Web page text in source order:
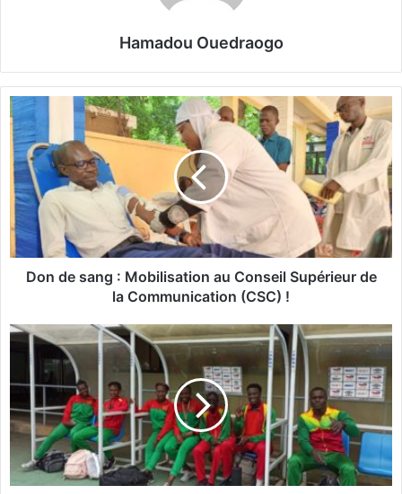
Hamadou Ouedraogo
D
o
n
d
e
s
n
g
o
l
i
s
a
Don de sang : Mobilisation au Conseil Supérieur de
la Communication (CSC) !
C
m
p
i
o
n